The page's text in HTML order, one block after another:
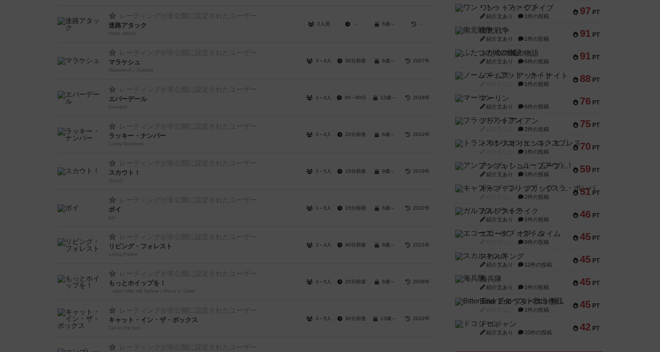
レーティングが非公開に設定されたユーザー
迷路アタック
maze attack
2人用 － 6歳～ －
レーティングが非公開に設定されたユーザー
マラケシュ
Marrakech / Suleika
2～4人 30分前後 6歳～ 2007年
レーティングが非公開に設定されたユーザー
エバーデール
Everdell
1～4人 40～80分 13歳～ 2018年
レーティングが非公開に設定されたユーザー
ラッキー・ナンバー
Lucky Numbers
2～4人 20分前後 8歳～ 2012年
レーティングが非公開に設定されたユーザー
スカウト！
Scout!
2～5人 15分前後 9歳～ 2019年
レーティングが非公開に設定されたユーザー
ポイ
poi
1～6人 15分前後 6歳～ 2022年
レーティングが非公開に設定されたユーザー
リビング・フォレスト
Living Forest
2～4人 40分前後 8歳～ 2021年
レーティングが非公開に設定されたユーザー
もっとホイップを！
...aber bitte mit Sahne / Piece o' Cake
2～5人 20分前後 8歳～ 2008年
レーティングが非公開に設定されたユーザー
キャット・イン・ザ・ボックス
Cat in the box
2～5人 30分前後 13歳～ 2022年
レーティングが非公開に設定されたユーザー
97 PT
ワン・トゥ・ファイブ
紹介文あり 1件の投稿
91 PT
南北戦争
紹介文あり 1件の投稿
91 PT
ふたつの城の物語
紹介文あり 6件の投稿
88 PT
ノームズ・アット・ナイト
1件の投稿
76 PT
マーリン
紹介文あり 6件の投稿
75 PT
フラットアイアン
2件の投稿
70 PT
トランスオリエント・エクスプレス
1件の投稿
59 PT
アンブッシュ！：ムーブアウト！
紹介文あり 1件の投稿
51 PT
キャプテン・フリップ：イスラ・ボンバ
2件の投稿
46 PT
ガルフストライク
紹介文あり 1件の投稿
45 PT
エコーズ・オブ・タイム
8件の投稿
45 PT
スカルキング
紹介文あり 12件の投稿
45 PT
海兵隊
紹介文あり 1件の投稿
45 PT
Bitter End ブタペスト救出作戦
1件の投稿
42 PT
ドコジャン
紹介文あり 10件の投稿